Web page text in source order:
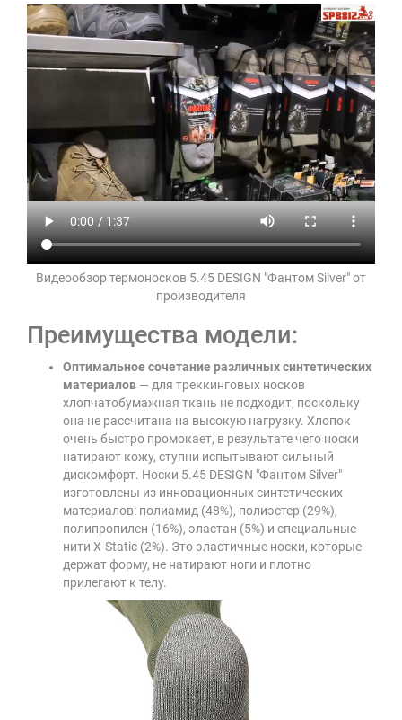
Видеообзор термоносков 5.45 DESIGN "Фантом Silver" от
производителя
Преимущества модели:
Оптимальное сочетание различных синтетических
материалов — для треккинговых носков
хлопчатобумажная ткань не подходит, поскольку
она не рассчитана на высокую нагрузку. Хлопок
очень быстро промокает, в результате чего носки
натирают кожу, ступни испытывают сильный
дискомфорт. Носки 5.45 DESIGN "Фантом Silver"
изготовлены из инновационных синтетических
материалов: полиамид (48%), полиэстер (29%),
полипропилен (16%), эластан (5%) и специальные
нити X-Static (2%). Это эластичные носки, которые
держат форму, не натирают ноги и плотно
прилегают к телу.